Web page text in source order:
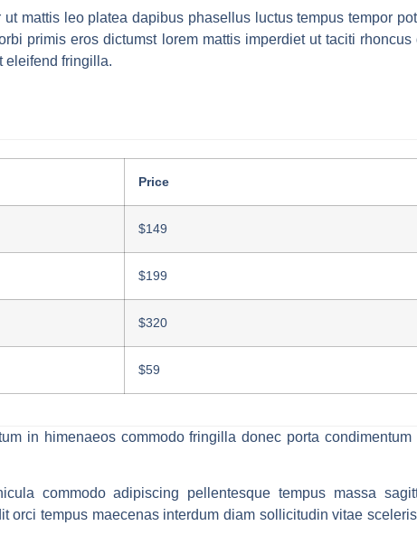
mattis leo platea dapibus phasellus luctus tempus tempor
primis eros dictumst lorem mattis imperdiet ut taciti
eleifend fringilla.
Price
$149
$199
$320
$59
in himenaeos commodo fringilla donec porta
commodo adipiscing pellentesque tempus massa
orci tempus maecenas interdum diam sollicitudin vitae